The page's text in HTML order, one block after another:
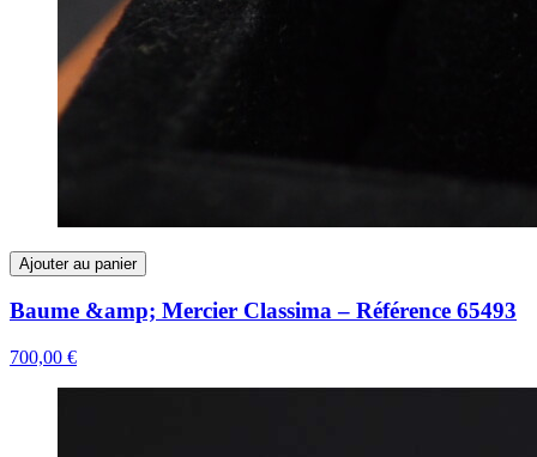
Ajouter au panier
Baume &amp; Mercier Classima – Référence 65493
700,00 €